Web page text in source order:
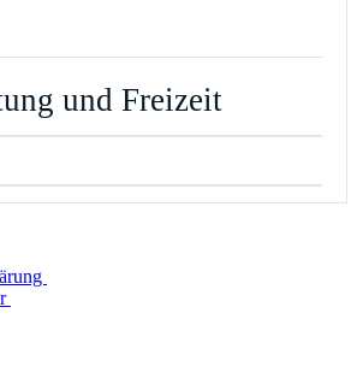
und Freizeit